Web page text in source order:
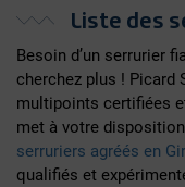
Liste des
Besoin d’un serrurier
cherchez plus ! Picard
multipoints certifiées
met à votre
serruriers agréés en
qualifiés et